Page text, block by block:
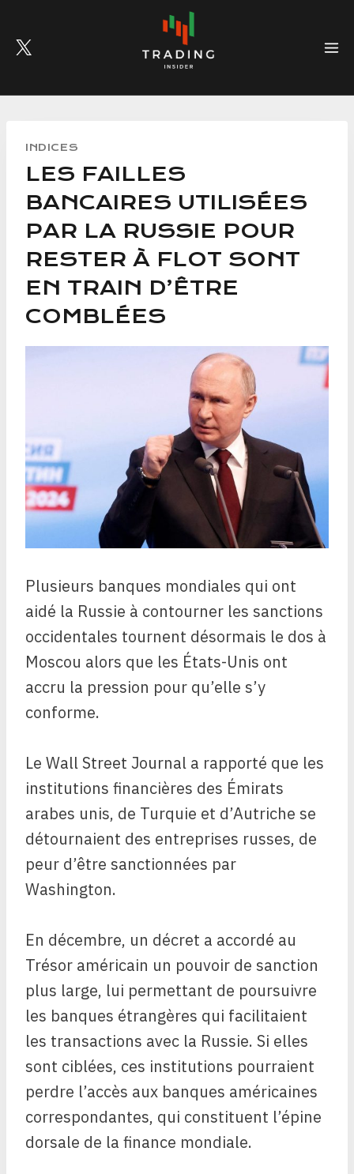
content
INDICES
LES FAILLES
BANCAIRES UTILISÉES
PAR LA RUSSIE POUR
RESTER À FLOT SONT
EN TRAIN D’ÊTRE
COMBLÉES
Plusieurs banques mondiales qui ont
aidé la Russie à contourner les sanctions
occidentales tournent désormais le dos à
Moscou alors que les États-Unis ont
accru la pression pour qu’elle s’y
conforme.
Le Wall Street Journal a rapporté que les
institutions financières des Émirats
arabes unis, de Turquie et d’Autriche se
détournaient des entreprises russes, de
peur d’être sanctionnées par
Washington.
En décembre, un décret a accordé au
Trésor américain un pouvoir de sanction
plus large, lui permettant de poursuivre
les banques étrangères qui facilitaient
les transactions avec la Russie. Si elles
sont ciblées, ces institutions pourraient
perdre l’accès aux banques américaines
correspondantes, qui constituent l’épine
dorsale de la finance mondiale.